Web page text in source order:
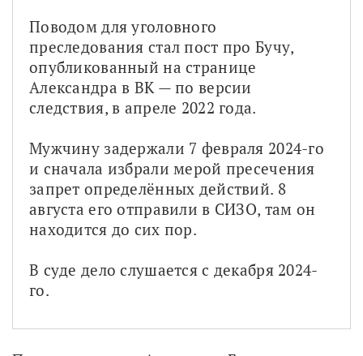
Поводом для уголовного
преследования стал пост про Бучу,
опубликованный на странице
Александра в ВК — по версии
следствия, в апреле 2022 года.
Мужчину задержали 7 февраля 2024-го
и сначала избрали мерой пресечения
запрет определённых действий. 8
августа его отправили в СИЗО, там он
находится до сих пор.
В суде дело слушается с декабря 2024-
го.